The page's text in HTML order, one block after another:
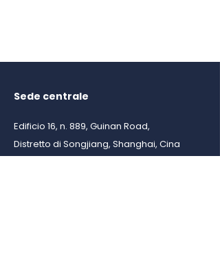
Sede centrale
Edificio 16, n. 889, Guinan Road,
Distretto di Songjiang, Shanghai, Cina